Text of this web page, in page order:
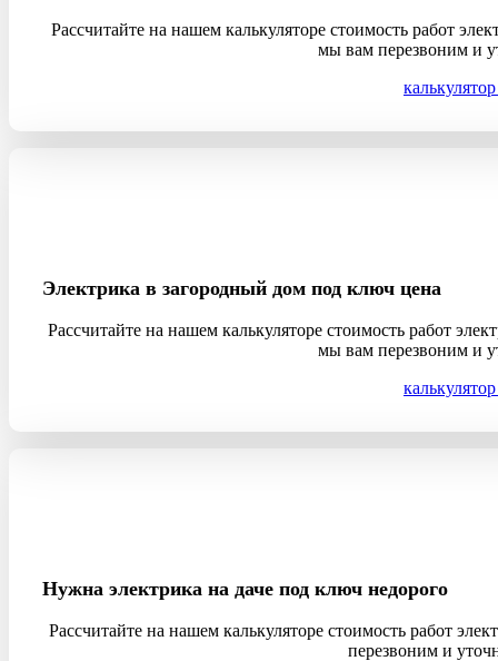
Рассчитайте на нашем калькуляторе стоимость работ
мы вам перезвоним и
Электрика в загородный дом под ключ цена
Рассчитайте на нашем калькуляторе стоимость работ
мы вам перезвоним и
Нужна электрика на даче под ключ недорого
Рассчитайте на нашем калькуляторе стоимость работ
перезвоним и